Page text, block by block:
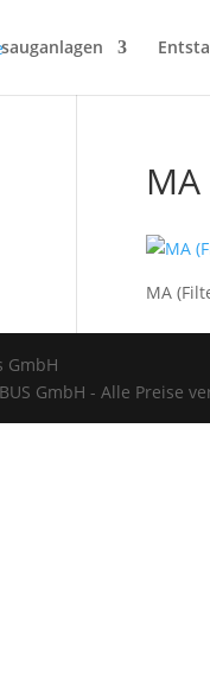
MA
GmbH
GmbH - Alle Preise